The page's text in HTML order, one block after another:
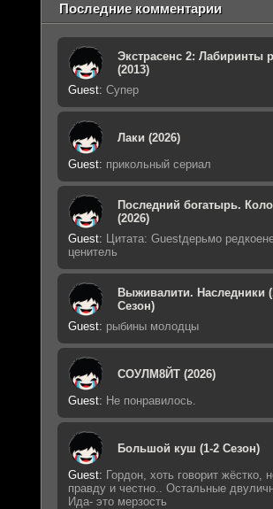
Последние комментарии
Экстрасенс 2: Лабиринты
(2013)
Guest: Супер
Лаки (2026)
Guest: прикольный сериал
Последний богатырь.
(2026)
Guest: Цитата: Guestдерьмо
ценитель
Выживалити. Наследники
Сезон)
Guest: рыбины молодцы
СОУЛМ8ЙТ (2026)
Guest: Не понравилось.
Большой куш (1-2 Сезон)
Guest: Гордон, хоть говорит жёстко,
правду и честно.. Остальные
Ида- это мерзость